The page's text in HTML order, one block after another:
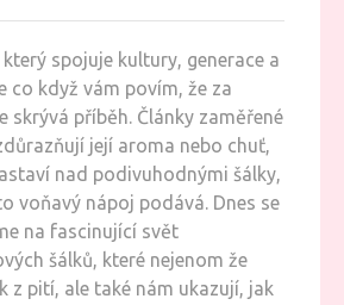
spojuje kultury, generace a
co když vám povím, že za
skrývá příběh. Články zaměřené
její aroma nebo chuť,
nad podivuhodnými šálky,
voňavý nápoj podává. Dnes se
na fascinující svět
šálků, které nejenom že
z pití, ale také nám ukazují, jak